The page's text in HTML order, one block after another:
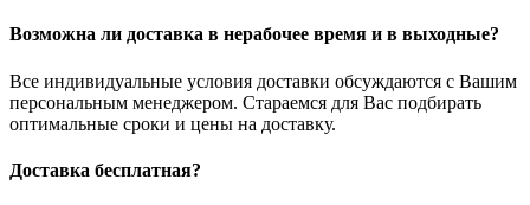
Возможна ли доставка в нерабочее время и в выходные?
Все индивидуальные условия доставки обсуждаются с Вашим
персональным менеджером. Стараемся для Вас подбирать
оптимальные сроки и цены на доставку.
Доставка бесплатная?